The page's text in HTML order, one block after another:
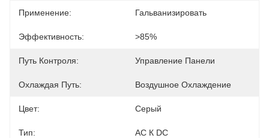
Применение: Гальванизировать
Эффективность: >85%
Путь Контроля: Управление Панели
Охлаждая Путь: Воздушное Охлаждение
Цвет: Серый
Тип: AC К DC